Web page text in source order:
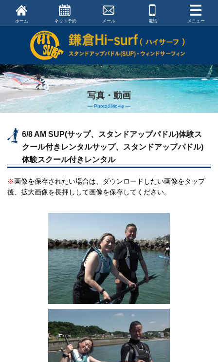
ホーム ネット予約 メール 電話 メニュー
写真・動画
― Photo&Movie ―
6/8 AM SUP(サップ、スタンドアップパドル)体験ス
クール付きレンタルサップ、スタンドアップパドル)
体験スクール付きレンタル
※画像を保存されたい場合は、ダウンロードしたい画像をタップ
後、拡大画像を長押しして画像を保存してください。